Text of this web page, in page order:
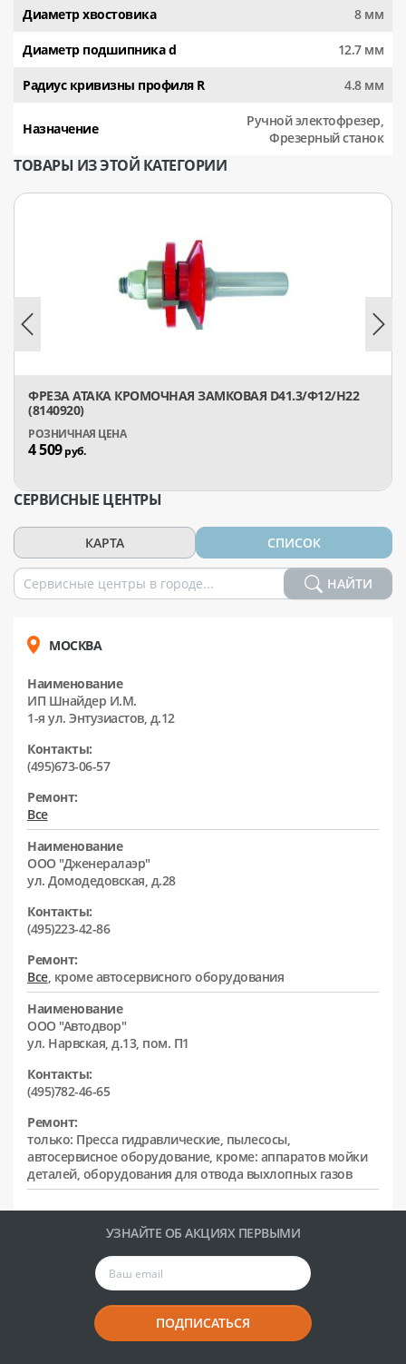
Диаметр хвостовика 8 мм
Диаметр подшипника d 12.7 мм
Радиус кривизны профиля R 4.8 мм
Назначение
Ручной электофрезер,
Фрезерный станок
ТОВАРЫ ИЗ ЭТОЙ КАТЕГОРИИ
ФРЕЗА АТАКА КРОМОЧНАЯ ЗАМКОВАЯ D41.3/Ф12/H22
(8140920)
4 509руб.
СЕРВИСНЫЕ ЦЕНТРЫ
КАРТА СПИСОК
НАЙТИ
МОСКВА
Наименование
ИП Шнайдер И.М.
1-я ул. Энтузиастов, д.12
Контакты:
(495)673-06-57
Ремонт:
Все
Наименование
ООО "Дженералаэр"
ул. Домодедовская, д.28
Контакты:
(495)223-42-86
Ремонт:
Все, кроме автосервисного оборудования
Наименование
ООО "Автодвор"
ул. Нарвская, д.13, пом. П1
Контакты:
(495)782-46-65
Ремонт:
только: Пресса гидравлические, пылесосы,
автосервисное оборудование, кроме: аппаратов мойки
деталей, оборудования для отвода выхлопных газов
УЗНАЙТЕ ОБ АКЦИЯХ ПЕРВЫМИ
ПОДПИСАТЬСЯ